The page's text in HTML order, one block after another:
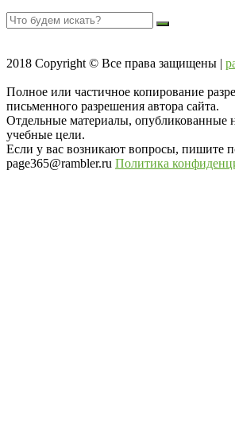
2018 Copyright © Все права защищены |
Полное или частичное копирование
письменного разрешения автора сайта.
Отдельные материалы, опубликованные
учебные цели.
Если у вас возникают вопросы, пишите
page365@rambler.ru Политика